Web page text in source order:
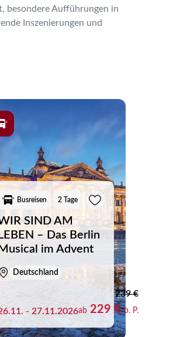
besondere Aufführungen in
Inszenierungen und
und stimmen Sie sich
oder mehrtägige
eindrucksvolle Bühnen
Busreisen 2 Tage
SIND AM
LEBEN – Das Berlin
Musical im Advent
Deutschland
- 27.11.2026
239 €
ab 229 €p. P.